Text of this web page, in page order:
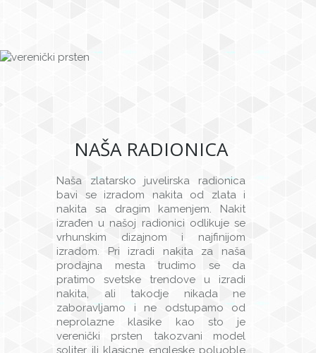
NAŠA RADIONICA
Naša zlatarsko juvelirska radionica
bavi se izradom nakita od zlata i
nakita sa dragim kamenjem. Nakit
izrađen u našoj radionici odlikuje se
vrhunskim dizajnom i najfinijom
izradom. Pri izradi nakita za naša
prodajna mesta trudimo se da
pratimo svetske trendove u izradi
nakita, ali takodje nikada ne
zaboravljamo i ne odstupamo od
neprolazne klasike kao sto je
verenički prsten takozvani model
soliter ili klasicne engleske poluoble